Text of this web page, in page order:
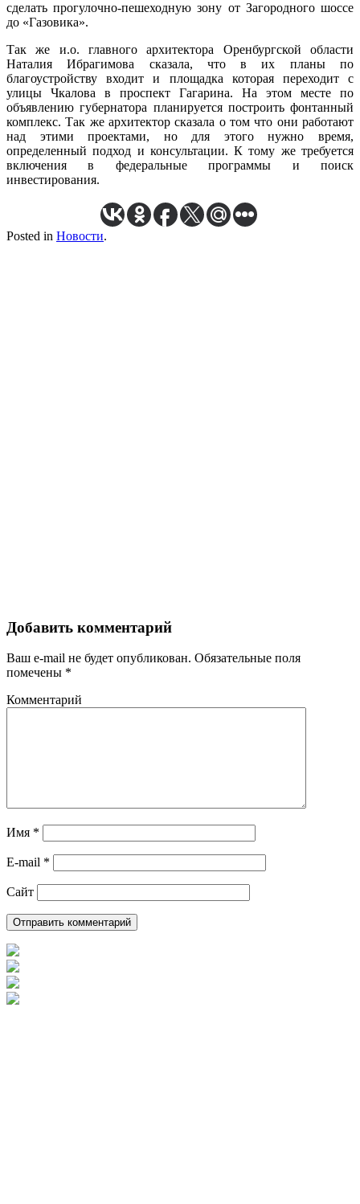
сделать прогулочно-пешеходную зону от Загородного шоссе
до «Газовика».
Так же и.о. главного архитектора Оренбургской области
Наталия Ибрагимова сказала, что в их планы по
благоустройству входит и площадка которая переходит с
улицы Чкалова в проспект Гагарина. На этом месте по
объявлению губернатора планируется построить фонтанный
комплекс. Так же архитектор сказала о том что они работают
над этими проектами, но для этого нужно время,
определенный подход и консультации. К тому же требуется
включения в федеральные программы и поиск
инвестирования.
Posted in Новости.
Добавить комментарий
Ваш e-mail не будет опубликован. Обязательные поля
помечены *
Комментарий
Имя *
E-mail *
Сайт